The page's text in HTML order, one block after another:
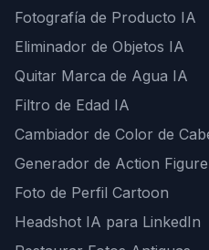
Fotografía de Producto IA
Eliminador de Objetos IA
Quitar Marca de Agua IA
Filtro de Edad IA
Cambiador de Color de
Generador de Action
Foto de Perfil Cartoon
Headshot IA para LinkedIn